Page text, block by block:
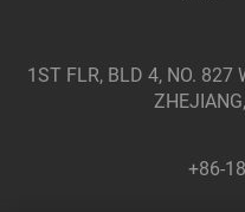
1ST FLR, BLD 4, NO. 827
+86-